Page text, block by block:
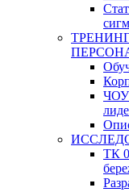
сигм
ЧОУ
ТК